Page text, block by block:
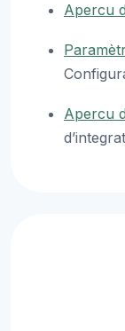
Apercu
Apercu